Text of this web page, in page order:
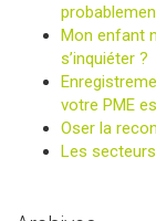
Mon enfant
s’inquiéter ?
votre PME
Oser la
Les